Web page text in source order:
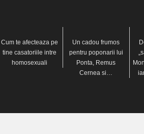
Cum te afecteaza pe
tine casatoriile intre
homosexuali
Un cadou frumos
pentru poponarii lui
Ponta, Remus
Cernea si…